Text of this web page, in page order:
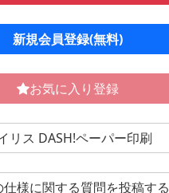
新規会員登録(無料)
お気に入り登録
リス DASH!ペーパー印刷
仕様に関する質問を投稿する